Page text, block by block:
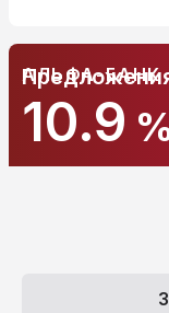
АЛЬФА-БАНК
10.9